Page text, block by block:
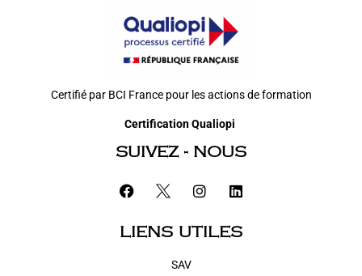
Certifié par BCI France pour les actions de formation
Certification Qualiopi
SUIVEZ - NOUS
LIENS UTILES
SAV